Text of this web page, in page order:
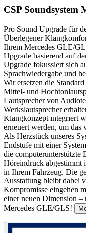
CSP Soundsystem
Pro Sound Upgrade für
Überlegener
Ihrem Mercedes GLE/
Upgrade basierend auf
Upgrade fokussiert sich
Sprachwiedergabe und
Wir ersetzen die
Mittel- und
Lautsprecher von
Werkslautsprecher
Klangkonzept integriert
erneuert werden, um das
Als Herzstück unseres
Endstufe mit einer
die computerunterstützte
Höreindruck abgestimmt
in Ihrem Fahrzeug. Die
Ausstattung bleibt dabei
Kompromisse eingehen
einer neuen Dimension –
Mercedes GLE/GLS!